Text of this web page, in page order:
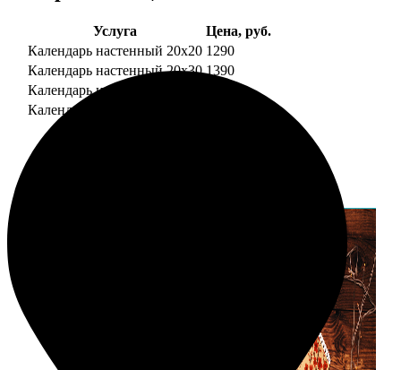
Услуга
Цена, руб.
Календарь настенный 20х20 1290
Календарь настенный 20х30 1390
Календарь настенный 30х30
Календарь настенный 30х40